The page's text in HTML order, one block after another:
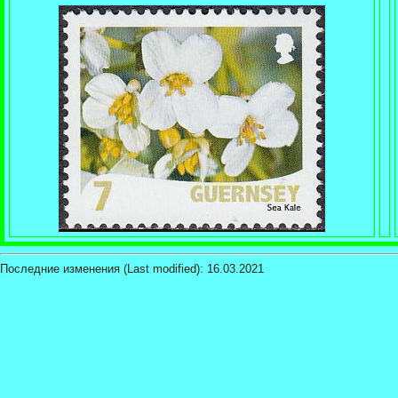
Последние изменения (Last modified): 16.03.2021